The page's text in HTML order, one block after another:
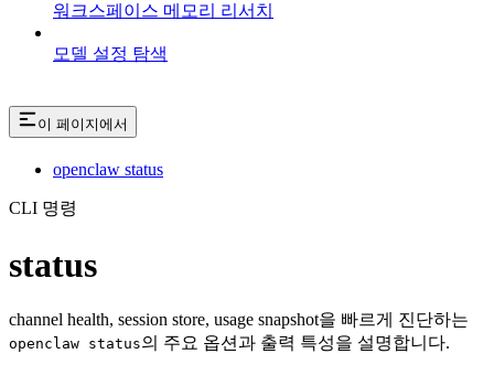
워크스페이스 메모리 리서치
모델 설정 탐색
이 페이지에서
openclaw status
CLI 명령
status
channel health, session store, usage snapshot을 빠르게 진단하는
openclaw status의 주요 옵션과 출력 특성을 설명합니다.